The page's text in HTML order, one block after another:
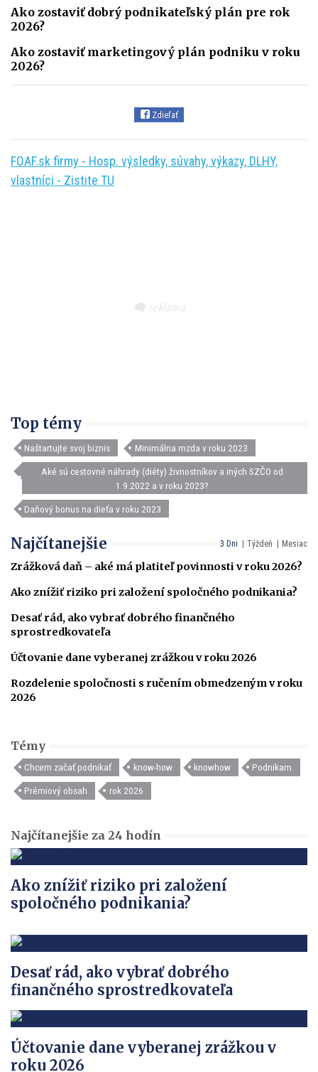
Ako zostaviť dobrý podnikateľský plán pre rok
2026?
Ako zostaviť marketingový plán podniku v roku
2026?
Zdieľať
FOAF.sk firmy - Hosp. výsledky, súvahy, výkazy, DLHY,
vlastníci - Zistite TU
Top témy
Naštartujte svoj biznis Minimálna mzda v roku 2023
Aké sú cestovné náhrady (diéty) živnostníkov a iných SZČO od
1.9.2022 a v roku 2023?
Daňový bonus na dieťa v roku 2023
3 Dni Týždeň Mesiac
Najčítanejšie
Zrážková daň – aké má platiteľ povinnosti v roku 2026?
Ako znížiť riziko pri založení spoločného podnikania?
Desať rád, ako vybrať dobrého finančného
sprostredkovateľa
Účtovanie dane vyberanej zrážkou v roku 2026
Rozdelenie spoločnosti s ručením obmedzeným v roku
2026
Témy
Chcem začať podnikať know-how knowhow Podnikam
Prémiový obsah rok 2026
Najčítanejšie za 24 hodín
Ako znížiť riziko pri založení
spoločného podnikania?
Desať rád, ako vybrať dobrého
finančného sprostredkovateľa
Účtovanie dane vyberanej zrážkou v
roku 2026